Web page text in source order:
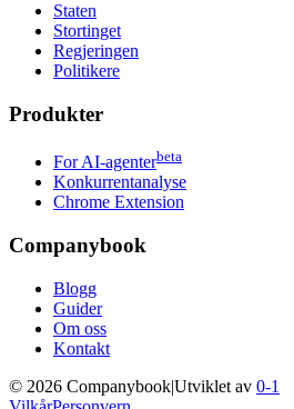
Staten
Stortinget
Regjeringen
Politikere
Produkter
For AI-agenterbeta
Konkurrentanalyse
Chrome Extension
Companybook
Blogg
Guider
Om oss
Kontakt
© 2026 Companybook|Utviklet av 0-1